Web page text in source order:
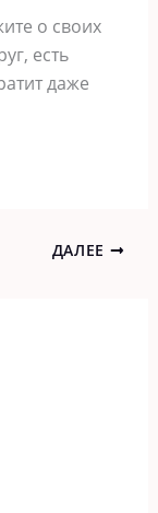
о своих
есть
даже
ДАЛЕЕ